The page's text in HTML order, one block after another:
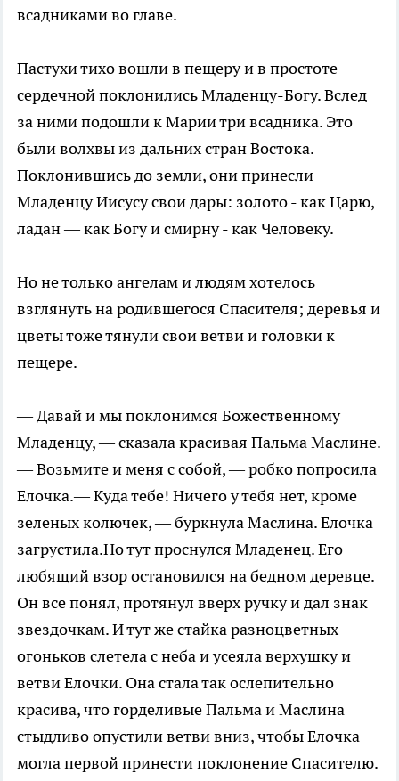
всадниками во главе.
Пастухи тихо вошли в пещеру и в простоте
сердечной поклонились Младенцу-Богу. Вслед
за ними подошли к Марии три всадника. Это
были волхвы из дальних стран Востока.
Поклонившись до земли, они принесли
Младенцу Иисусу свои дары: золото - как Царю,
ладан — как Богу и смирну - как Человеку.
Но не только ангелам и людям хотелось
взглянуть на родившегося Спасителя; деревья и
цветы тоже тянули свои ветви и головки к
пещере.
— Давай и мы поклонимся Божественному
Младенцу, — сказала красивая Пальма Маслине.
— Возьмите и меня с собой, — робко попросила
Елочка.— Куда тебе! Ничего у тебя нет, кроме
зеленых колючек, — буркнула Маслина. Елочка
загрустила.Но тут проснулся Младенец. Его
любящий взор остановился на бедном деревце.
Он все понял, протянул вверх ручку и дал знак
звездочкам. И тут же стайка разноцветных
огоньков слетела с неба и усеяла верхушку и
ветви Елочки. Она стала так ослепительно
красива, что горделивые Пальма и Маслина
стыдливо опустили ветви вниз, чтобы Елочка
могла первой принести поклонение Спасителю.